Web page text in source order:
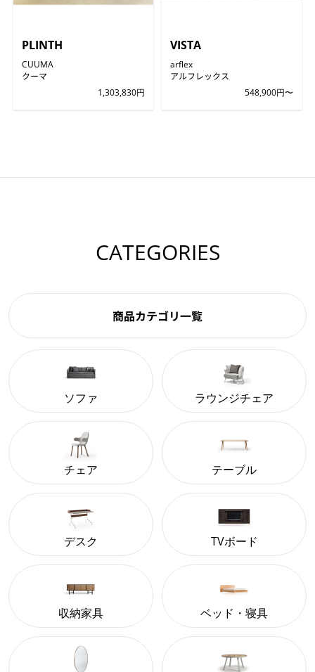
PLINTH
CUUMA
クーマ
1,303,830円
VISTA
arflex
アルフレックス
548,900円〜
CATEGORIES
商品カテゴリ一覧
ソファ ラウンジチェア
チェア テーブル
デスク TVボード
収納家具 ベッド・寝具